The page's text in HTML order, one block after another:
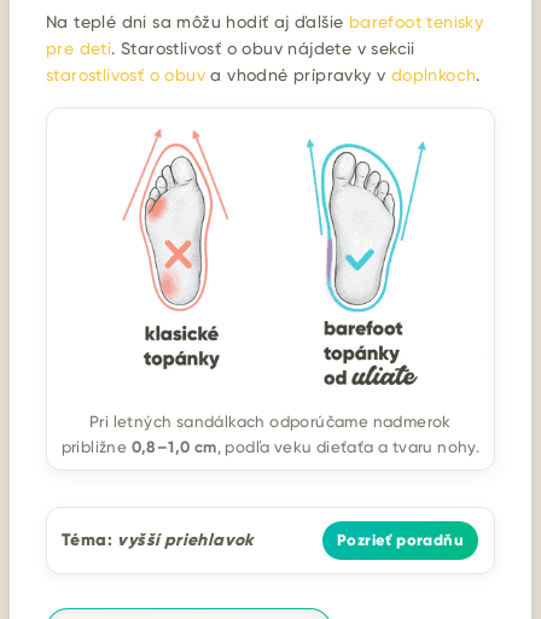
Na teplé dni sa môžu hodiť aj ďalšie barefoot tenisky
pre deti. Starostlivosť o obuv nájdete v sekcii
starostlivosť o obuv a vhodné prípravky v doplnkoch.
Pri letných sandálkach odporúčame nadmerok
približne 0,8–1,0 cm, podľa veku dieťaťa a tvaru nohy.
Téma: vyšší priehlavok Pozrieť poradňu